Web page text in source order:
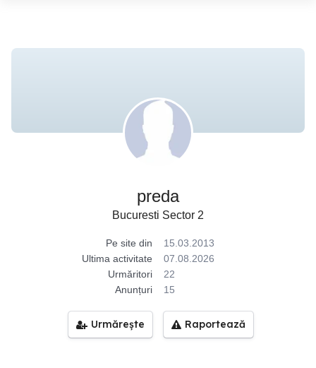
preda
Bucuresti Sector 2
Pe site din
15.03.2013
Ultima activitate
07.08.2026
Urmăritori
22
Anunțuri
15
Urmărește Raportează